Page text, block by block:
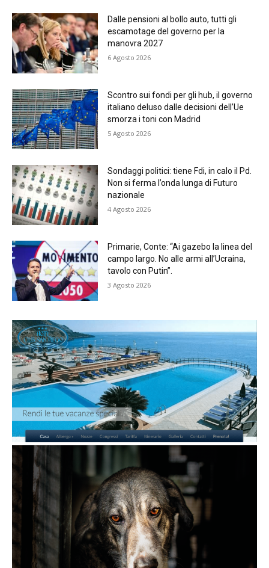
Dalle pensioni al bollo auto, tutti gli
escamotage del governo per la
manovra 2027
6 Agosto 2026
Scontro sui fondi per gli hub, il governo
italiano deluso dalle decisioni dell’Ue
smorza i toni con Madrid
5 Agosto 2026
Sondaggi politici: tiene Fdi, in calo il Pd.
Non si ferma l’onda lunga di Futuro
nazionale
4 Agosto 2026
Primarie, Conte: “Ai gazebo la linea del
campo largo. No alle armi all’Ucraina,
tavolo con Putin”.
3 Agosto 2026